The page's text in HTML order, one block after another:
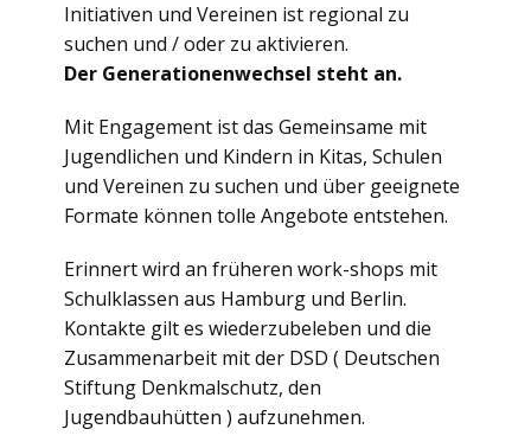
Initiativen und Vereinen ist regional zu
suchen und / oder zu aktivieren.
Der Generationenwechsel steht an.
Mit Engagement ist das Gemeinsame mit
Jugendlichen und Kindern in Kitas, Schulen
und Vereinen zu suchen und über geeignete
Formate können tolle Angebote entstehen.
Erinnert wird an früheren work-shops mit
Schulklassen aus Hamburg und Berlin.
Kontakte gilt es wiederzubeleben und die
Zusammenarbeit mit der DSD ( Deutschen
Stiftung Denkmalschutz, den
Jugendbauhütten ) aufzunehmen.